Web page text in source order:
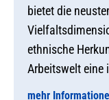
bietet die
ethnische
Arbeitswelt eine
mehr